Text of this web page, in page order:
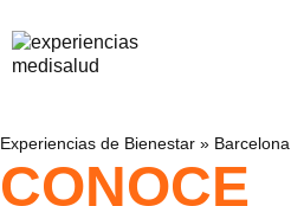
Experiencias de Bienestar » Barcelona
CONOCE